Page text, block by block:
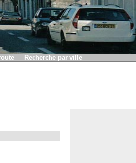
Recherche par ville